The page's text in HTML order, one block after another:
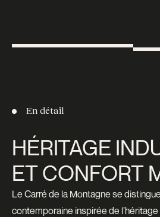
En détail
HÉRITAGE
ET CONFORT
Le Carré de la Montagne se
contemporaine inspirée de